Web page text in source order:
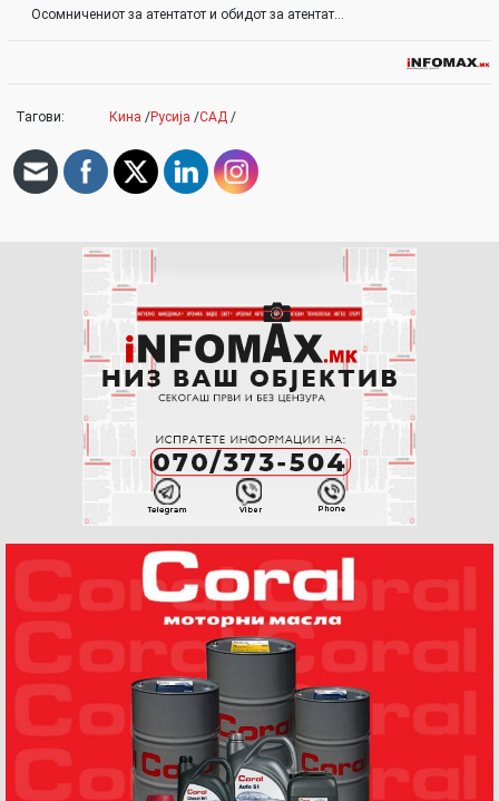
Осомничениот за атентатот и обидот за атентат…
Тагови: Кина /Русија /САД /